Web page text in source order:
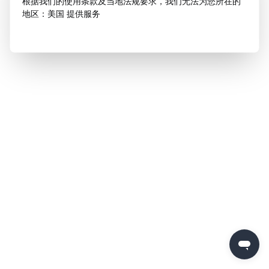
地区：美国 提供服务